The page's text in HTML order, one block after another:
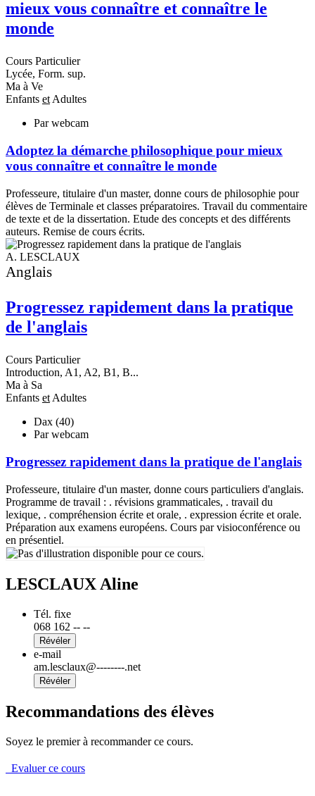
mieux vous connaître et connaître le
monde
Cours Particulier
Lycée, Form. sup.
Ma à Ve
Enfants et Adultes
Par webcam
Adoptez la démarche philosophique pour mieux
vous connaître et connaître le monde
Professeure, titulaire d'un master, donne cours de philosophie pour
élèves de Terminale et classes préparatoires. Travail du commentaire
de texte et de la dissertation. Etude des concepts et des différents
auteurs. Remise de cours écrits.
A. LESCLAUX
Anglais
Progressez rapidement dans la pratique
de l'anglais
Cours Particulier
Introduction, A1, A2, B1, B...
Ma à Sa
Enfants et Adultes
Dax (40)
Par webcam
Progressez rapidement dans la pratique de l'anglais
Professeure, titulaire d'un master, donne cours particuliers d'anglais.
Programme de travail : . révisions grammaticales, . travail du
lexique, . compréhension écrite et orale, . expression écrite et orale.
Préparation aux examens européens. Cours par visioconférence ou
en présentiel.
LESCLAUX Aline
Tél. fixe
068 162 -- --
Révéler
e-mail
am.lesclaux@--------.net
Révéler
Recommandations des élèves
Soyez le premier à recommander ce cours.
Evaluer ce cours